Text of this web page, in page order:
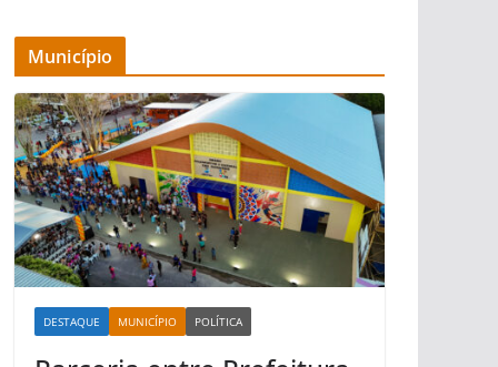
Município
DESTAQUE MUNICÍPIO POLÍTICA